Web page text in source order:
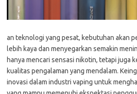
an teknologi yang pesat, kebutuhan akan
lebih kaya dan menyegarkan semakin
hanya mencari sensasi nikotin, tetapi juga
kualitas pengalaman yang mendalam.
inovasi dalam industri vaping untuk